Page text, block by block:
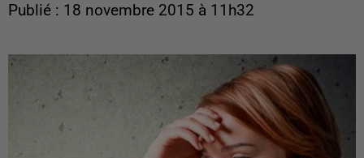
Publié : 18 novembre 2015 à 11h32